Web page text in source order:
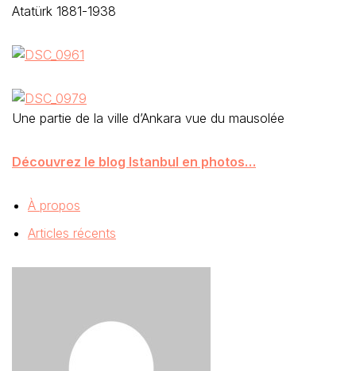
Atatürk 1881-1938
Une partie de la ville d’Ankara vue du mausolée
Découvrez le blog Istanbul en photos…
À propos
Articles récents